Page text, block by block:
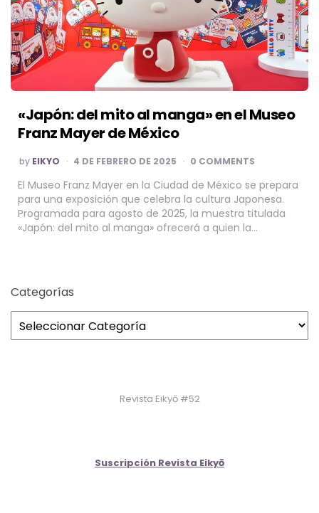
«Japón: del mito al manga» en el Museo
Franz Mayer de México
POSTED
BY
by EIKYO 4 DE FEBRERO DE 2025 0 COMMENTS
El Museo Franz Mayer en la Ciudad de México se prepara
para una exposición que celebra la cultura Japonesa.
Programada para agosto de 2025, la muestra titulada
«Japón: del mito al manga» ofrecerá a quien la…
Categorías
Revista Eikyō #52
Suscripción Revista Eikyō